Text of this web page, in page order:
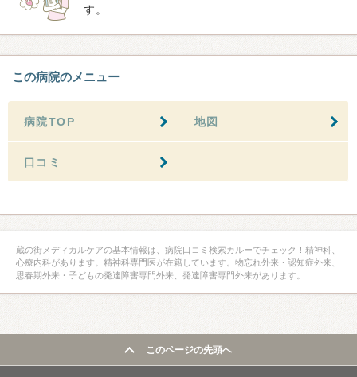
す。
この病院のメニュー
病院TOP 地図
口コミ
蔵の街メディカルケアの基本情報は、病院口コミ検索カルーでチェック！精神科、
心療内科があります。精神科専門医が在籍しています。物忘れ外来・認知症外来、
思春期外来・子どもの発達障害専門外来、発達障害専門外来があります。
このページの先頭へ